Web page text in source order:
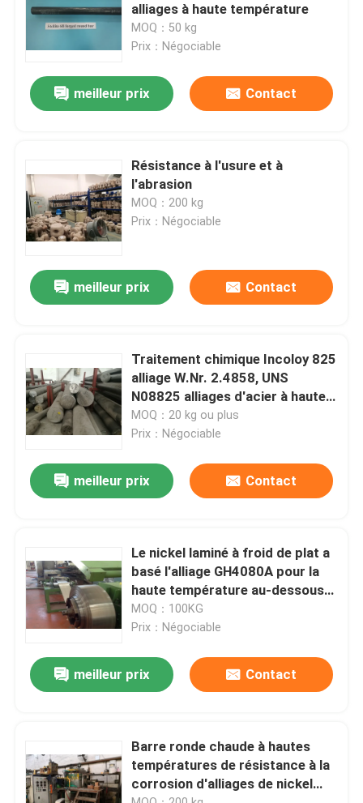
Produits
Vidéos
À propos de nous
Contrôle de la qualité
Nouvelles
Demandez un devis
alliages à haute température
MOQ：50 kg
Prix：Négociable
meilleur prix Contact
Résistance à l'usure et à
l'abrasion
MOQ：200 kg
Prix：Négociable
meilleur prix Contact
Traitement chimique Incoloy 825
alliage W.Nr. 2.4858, UNS
N08825 alliages d'acier à haute
température au nickel, au fer, au
chrome
MOQ：20 kg ou plus
Prix：Négociable
meilleur prix Contact
Le nickel laminé à froid de plat a
basé l'alliage GH4080A pour la
haute température au-dessous
de 800°C
MOQ：100KG
Prix：Négociable
meilleur prix Contact
Barre ronde chaude à hautes
températures de résistance à la
corrosion d'alliages de nickel